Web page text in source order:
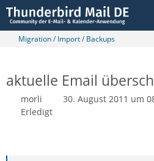
Migration / Import / Backups
aktuelle Email
morli 30. August 2011 um
Erledigt